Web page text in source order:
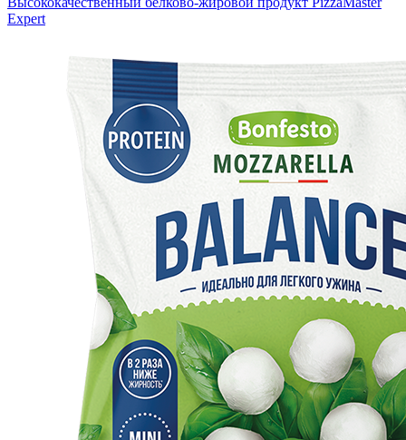
Expert